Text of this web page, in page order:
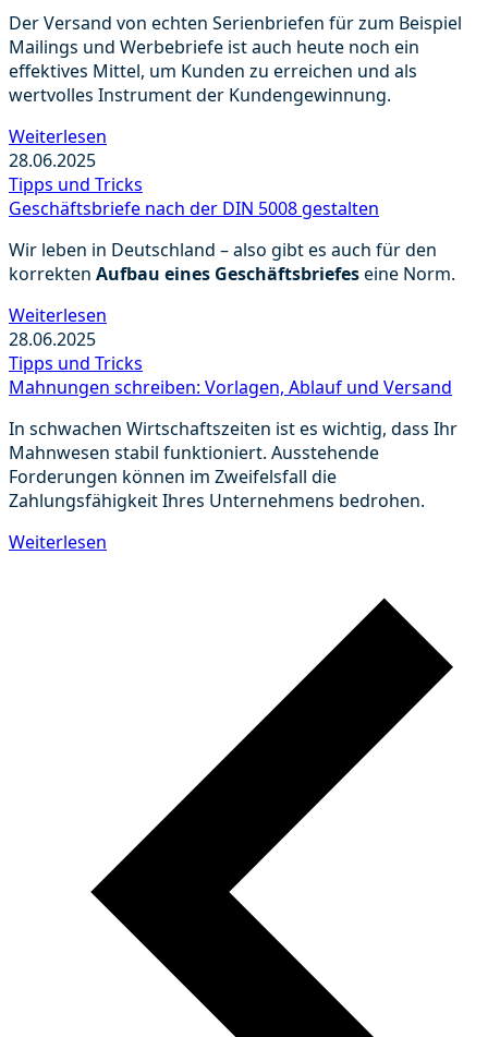
Der Versand von echten Serienbriefen für zum Beispiel
Mailings und Werbebriefe ist auch heute noch ein
effektives Mittel, um Kunden zu erreichen und als
wertvolles Instrument der Kundengewinnung.
Weiterlesen
28.06.2025
Tipps und Tricks
Geschäftsbriefe nach der DIN 5008 gestalten
Wir leben in Deutschland – also gibt es auch für den
korrekten Aufbau eines Geschäftsbriefeseine Norm.
Weiterlesen
28.06.2025
Tipps und Tricks
Mahnungen schreiben: Vorlagen, Ablauf und Versand
In schwachen Wirtschaftszeiten ist es wichtig, dass Ihr
Mahnwesen stabil funktioniert. Ausstehende
Forderungen können im Zweifelsfall die
Zahlungsfähigkeit Ihres Unternehmens bedrohen.
Weiterlesen